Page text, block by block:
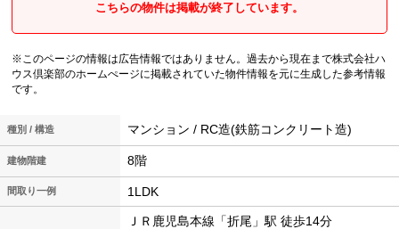
こちらの物件は掲載が終了しています。
※このページの情報は広告情報ではありません。過去から現在まで株式会社ハ
ウス倶楽部のホームぺージに掲載されていた物件情報を元に生成した参考情報
です。
種別 / 構造 マンション / RC造(鉄筋コンクリート造)
建物階建 8階
間取り一例 1LDK
ＪＲ鹿児島本線「折尾」駅 徒歩14分